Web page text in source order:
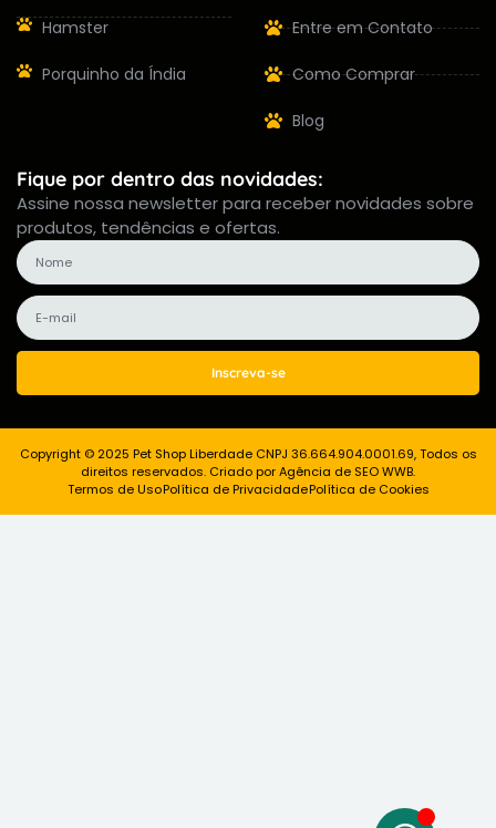
Hamster
Porquinho da Índia
Entre em Contato
Como Comprar
Blog
Fique por dentro das novidades:
Assine nossa newsletter para receber novidades sobre
produtos, tendências e ofertas.
Inscreva-se
Copyright © 2025 Pet Shop Liberdade CNPJ 36.664.904.0001.69, Todos os
direitos reservados. Criado por Agência de SEO WWB.
Termos de UsoPolítica de PrivacidadePolítica de Cookies